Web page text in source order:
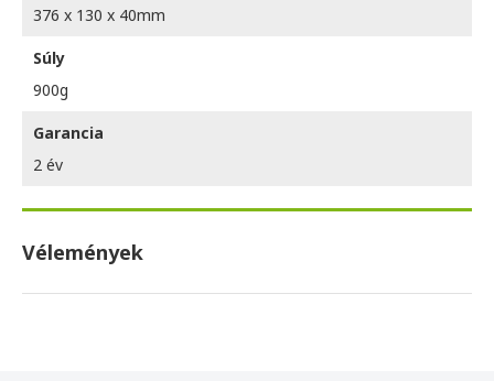
376 x 130 x 40mm
Súly
900g
Garancia
2 év
Vélemények